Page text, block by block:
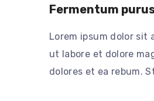
Fermentum
Lorem ipsum dolor sit
ut labore et dolore
dolores et ea rebum.